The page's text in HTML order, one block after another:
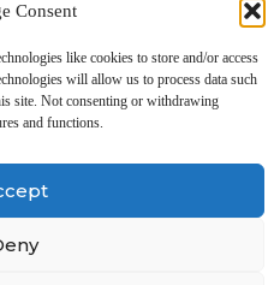
Consent
like cookies to store and/or access
will allow us to process data such
site. Not consenting or withdrawing
and functions.